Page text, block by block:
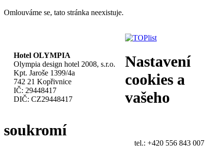
Omlouváme se, tato stránka neexistuje.
Hotel OLYMPIA
Olympia design hotel 2008, s.r.o.
Kpt. Jaroše 1399/4a
742 21 Kopřivnice
IČ: 29448417
DIČ: CZ29448417
tel.: +420 556 843 007
Nastavení
cookies a
vašeho
soukromí